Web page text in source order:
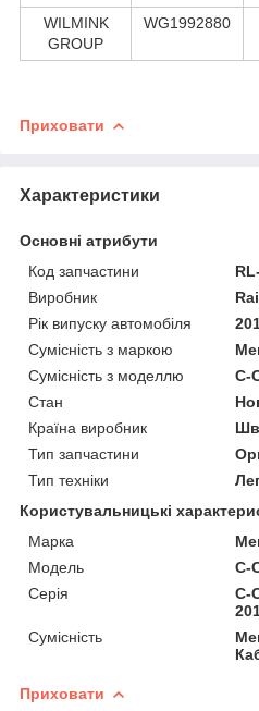
WILMINK
GROUP
WG1992880
Приховати
Характеристики
Основні атрибути
Код запчастини
Виробник
Рік випуску автомобіля
Сумісність з маркою
Сумісність з моделлю
C-
Стан
Країна виробник
Тип запчастини
Тип техніки
Користувальницькі
Марка
Мoдель
C-
Серія
C-
Сумісність
Приховати